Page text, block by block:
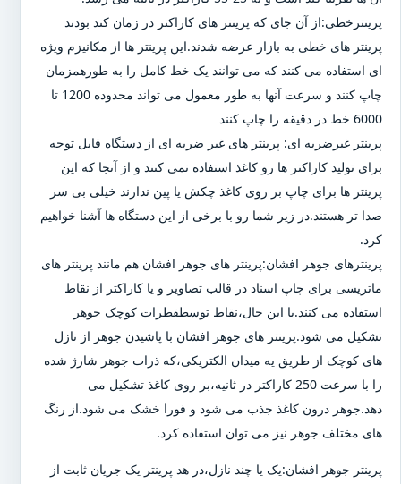
پرینترخطی:از آن جای که پرینتر های کاراکتر در زمان کند بودند
پرینتر های خطی به بازار عرضه شدند.این پرینتر ها از مکانیزم ویژه
ای استفاده می کنند که می توانند یک خط کامل را به طورهمزمان
چاپ کنند و سرعت آنها به طور معمول می تواند محدوده 1200 تا
6000 خط در دقیقه را چاپ کنند
پرینتر غیرضربه ای: پرینتر های غیر ضربه ای از دستگاه قابل توجه
برای تولید کاراکتر ها رو کاغذ استفاده نمی کنند و از آنجا که این
پرینتر ها برای چاپ بر روی کاغذ چکش یا پین ندارند خیلی بی سر
صدا تر هستند.در زیر شما رو با برخی از این دستگاه ها آشنا خواهیم
کرد.
پرینترهای جوهر افشان:پرینتر های جوهر افشان هم مانند پرینتر های
ماتریسی برای چاپ اسناد در قالب تصاویر و یا کاراکتر از نقاط
استفاده می کنند.با این حال،نقاط توسطقطرات کوچک جوهر
تشکیل می شود.پرینتر های جوهر افشان با پاشیدن جوهر از نازل
های کوچک از طریق یه میدان الکتریکی،که ذرات جوهر شارژ شده
را با سرعت 250 کاراکتر در ثانیه،بر روی کاغذ تشکیل می
دهد.جوهر درون کاغذ جذب می شود و فورا خشک می شود.از رنگ
های مختلف جوهر نیز می توان استفاده کرد.
پرینتر جوهر افشان:یک یا چند نازل،در هد پرینتر یک جریان ثابت از